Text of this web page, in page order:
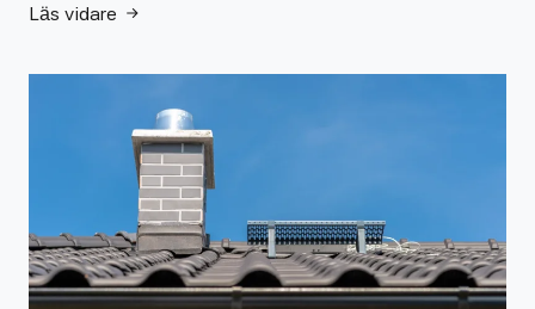
Läs vidare